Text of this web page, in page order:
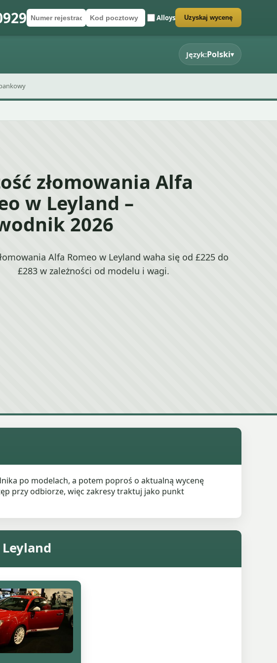
Numer rejestracyjny
Kod pocztowy Alloys
Wyślij formularz wyceny Uzyskaj wycenę
Język:Polski▾
złomowania Alfa
w Leyland –
2026
Alfa Romeo w Leyland waha się od £225 do
£283 w zależności od modelu i wagi.
po modelach, a potem poproś o aktualną wycenę
przy odbiorze, więc zakresy traktuj jako punkt